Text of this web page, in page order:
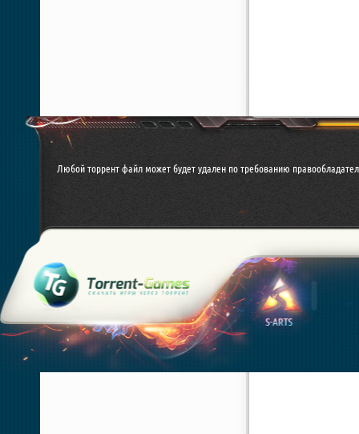
Любой торрент файл может будет удален по требованию